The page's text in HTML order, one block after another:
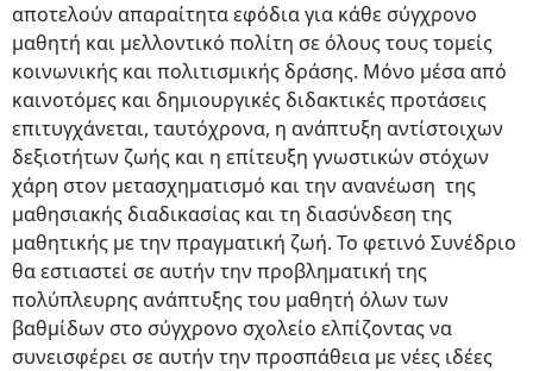
αποτελούν απαραίτητα εφόδια για κάθε σύγχρονο
μαθητή και μελλοντικό πολίτη σε όλους τους τομείς
κοινωνικής και πολιτισμικής δράσης. Μόνο μέσα από
καινοτόμες και δημιουργικές διδακτικές προτάσεις
επιτυγχάνεται, ταυτόχρονα, η ανάπτυξη αντίστοιχων
δεξιοτήτων ζωής και η επίτευξη γνωστικών στόχων
χάρη στον μετασχηματισμό και την ανανέωση της
μαθησιακής διαδικασίας και τη διασύνδεση της
μαθητικής με την πραγματική ζωή. Το φετινό Συνέδριο
θα εστιαστεί σε αυτήν την προβληματική της
πολύπλευρης ανάπτυξης του μαθητή όλων των
βαθμίδων στο σύγχρονο σχολείο ελπίζοντας να
συνεισφέρει σε αυτήν την προσπάθεια με νέες ιδέες